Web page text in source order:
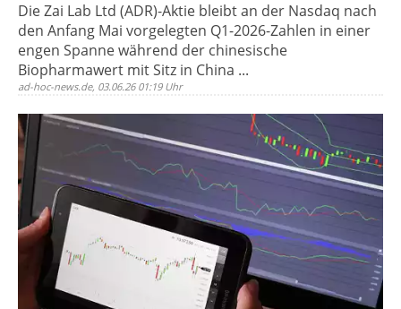
Die Zai Lab Ltd (ADR)-Aktie bleibt an der Nasdaq nach
den Anfang Mai vorgelegten Q1-2026-Zahlen in einer
engen Spanne während der chinesische
Biopharmawert mit Sitz in China ...
ad-hoc-news.de, 03.06.26 01:19 Uhr